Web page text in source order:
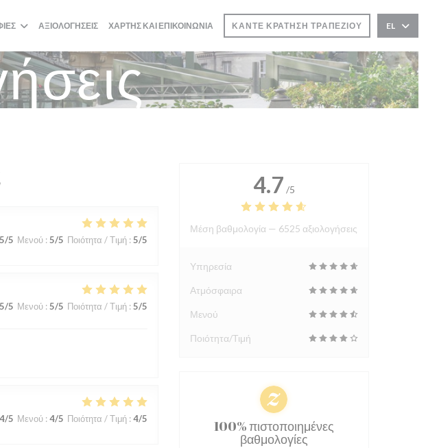
ΑΞΙΟΛΟΓΉΣΕΙΣ ΧΆΡΤΗΣ ΚΑΙ ΕΠΙΚΟΙΝΩΝΊΑ ΚΆΝΤΕ ΚΡΆΤΗΣΗ ΤΡΑΠΕΖΙΟΎ EL
5/5 Μενού: 5/5 Ποιότητα / Τιμή: 5/5
5/5 Μενού: 5/5 Ποιότητα / Τιμή: 5/5
4/5 Μενού: 4/5 Ποιότητα / Τιμή: 4/5
4.7 /5
Μέση βαθμολογία — 6525 αξιολογήσεις
Υπηρεσία
Ατμόσφαιρα
Μενού
Ποιότητα/Τιμή
100% πιστοποιημένες
βαθμολογίες